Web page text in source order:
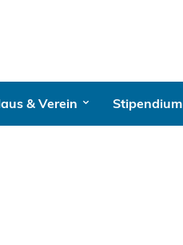
& Verein Stipendium